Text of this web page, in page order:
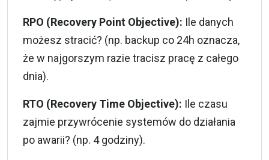
RPO (Recovery Point Objective): Ile danych
możesz stracić? (np. backup co 24h oznacza,
że w najgorszym razie tracisz pracę z całego
dnia).
RTO (Recovery Time Objective): Ile czasu
zajmie przywrócenie systemów do działania
po awarii? (np. 4 godziny).